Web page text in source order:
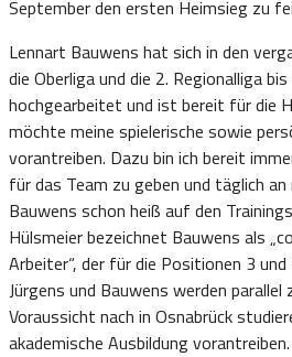
September den ersten Heimsieg zu
Lennart Bauwens hat sich in den
die Oberliga und die 2. Regionalliga
hochgearbeitet und ist bereit für die
möchte meine spielerische sowie
vorantreiben. Dazu bin ich bereit
für das Team zu geben und täglich
Bauwens schon heiß auf den
Hülsmeier bezeichnet Bauwens als
Arbeiter“, der für die Positionen 3
Jürgens und Bauwens werden
Voraussicht nach in Osnabrück
akademische Ausbildung vorantreiben.